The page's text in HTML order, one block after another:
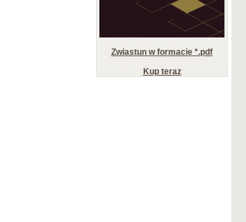
Zwiastun w formacie *.pdf
Kup teraz